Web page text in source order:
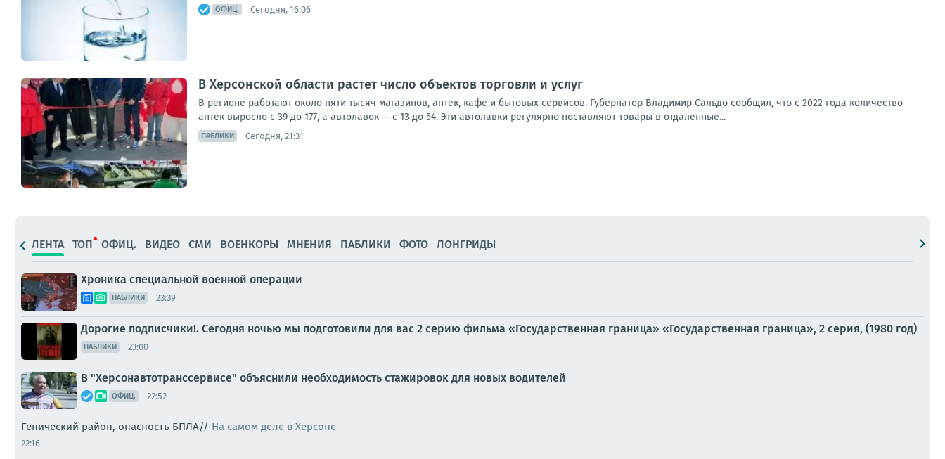
ОФИЦ. Сегодня, 16:06
В Херсонской области растет число объектов торговли и услуг
В регионе работают около пяти тысяч магазинов, аптек, кафе и бытовых сервисов. Губернатор Владимир Сальдо сообщил, что с 2022 года количество
аптек выросло с 39 до 177, а автолавок — с 13 до 54. Эти автолавки регулярно поставляют товары в отдаленные...
ПАБЛИКИ Сегодня, 21:31
ЛЕНТА ТОП ОФИЦ. ВИДЕО СМИ ВОЕНКОРЫ МНЕНИЯ ПАБЛИКИ ФОТО ЛОНГРИДЫ
Хроника специальной военной операции
ПАБЛИКИ 23:39
Дорогие подписчики!. Сегодня ночью мы подготовили для вас 2 серию фильма «Государственная граница» «Государственная граница», 2 серия, (1980 год)
ПАБЛИКИ 23:00
В "Херсонавтотранссервисе" объяснили необходимость стажировок для новых водителей
ОФИЦ. 22:52
Генический район, опасность БПЛА// На самом деле в Херсоне
22:16